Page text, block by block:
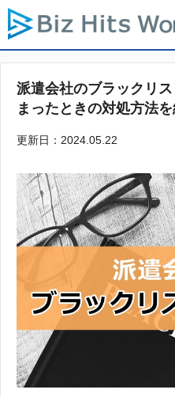
派遣会社のブラックリ
まったときの対処方法
更新日：2024.05.22